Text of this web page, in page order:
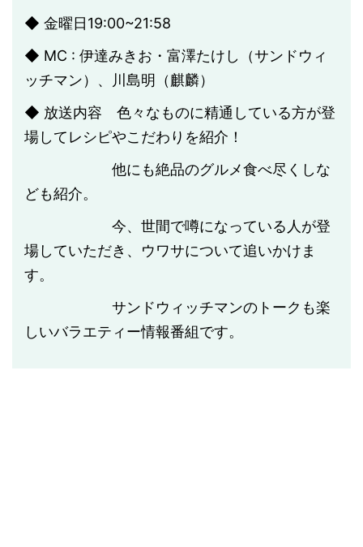
◆ 金曜日19:00~21:58
◆ MC : 伊達みきお・富澤たけし（サンドウィ
ッチマン）、川島明（麒麟）
◆ 放送内容 色々なものに精通している方が登
場してレシピやこだわりを紹介！
他にも絶品のグルメ食べ尽くしな
ども紹介。
今、世間で噂になっている人が登
場していただき、ウワサについて追いかけま
す。
サンドウィッチマンのトークも楽
しいバラエティー情報番組です。